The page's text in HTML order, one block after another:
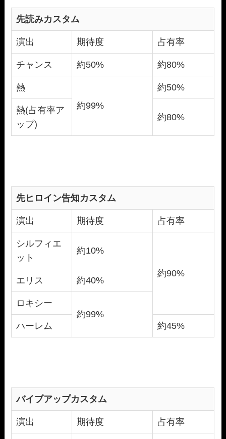
先読みカスタム
演出 期待度 占有率
チャンス 約50% 約80%
熱
約99%
約50%
熱(占有率ア
ップ)
約80%
先ヒロイン告知カスタム
演出 期待度 占有率
シルフィエ
ット
約10%
約90%
エリス 約40%
ロキシー
約99%
ハーレム
約45%
バイブアップカスタム
演出 期待度 占有率